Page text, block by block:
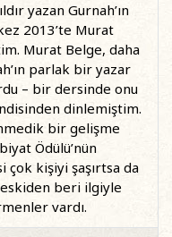
yazan Gurnah’ın
2013’te Murat
Murat Belge, daha
parlak bir yazar
– bir dersinde onu
dinlemiştim.
bir gelişme
Ödülü’nün
çok kişiyi şaşırtsa da
eskiden beri ilgiyle
vardı.